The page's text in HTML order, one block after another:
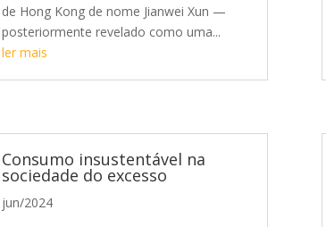
de Hong Kong de nome Jianwei Xun —
posteriormente revelado como uma...
ler mais
Consumo insustentável na
sociedade do excesso
jun/2024